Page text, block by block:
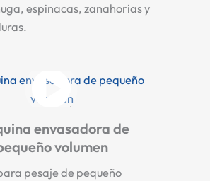
espinacas, zanahorias y
envasadora de
volumen
pesaje de pequeño